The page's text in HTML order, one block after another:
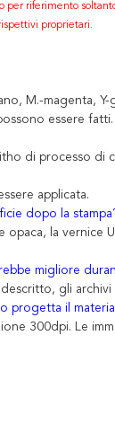
per riferimento
proprietari.
M.-magenta,
essere fatti.
di processo
applicata.
dopo la
la vernice
migliore
gli
progetta il
300dpi. Le